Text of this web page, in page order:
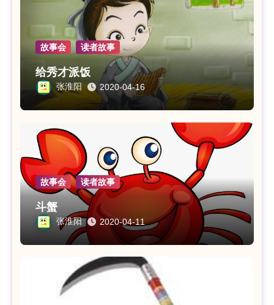
故事会 读者故事
给秀才派饭
张淮阳 2020-04-16
故事会 读者故事
斗蟹
张淮阳 2020-04-11